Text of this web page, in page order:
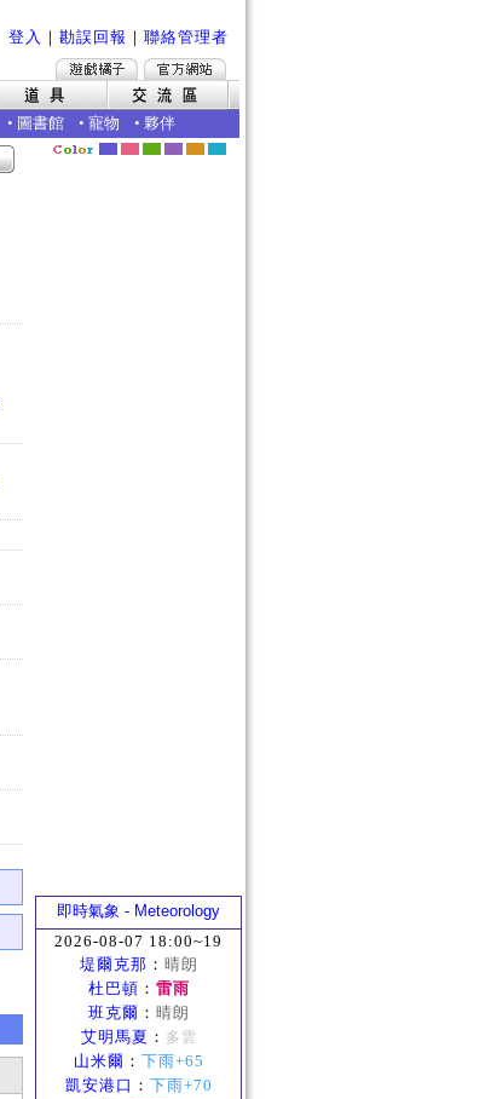
登入 ｜ 勘誤回報 ｜ 聯絡管理者
• 圖書館 • 寵物 • 夥伴
即時氣象 - Meteorology
2026-08-07 18:00~19
堤爾克那 ： 晴朗
杜巴頓 ： 雷雨
班克爾 ： 晴朗
艾明馬夏 ： 多雲
山米爾 ： 下雨+65
凱安港口 ： 下雨+70